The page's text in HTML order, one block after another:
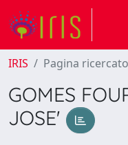
IRIS Pagina
GOMES
JOSE'